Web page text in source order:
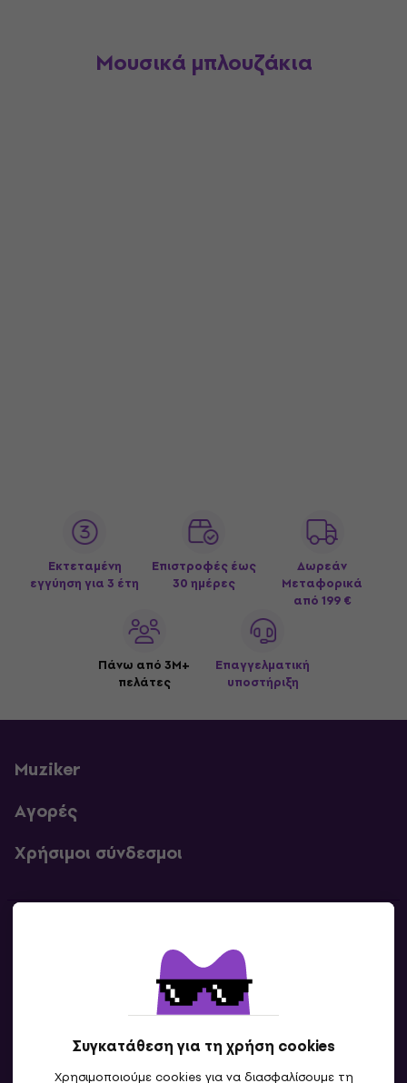
Συγκατάθεση για τη χρήση cookies
Χρησιμοποιούμε cookies για να διασφαλίσουμε τη
Μουσικά μπλουζάκια
Εκτεταμένη
εγγύηση για 3 έτη
Επιστροφές έως
30 ημέρες
Δωρεάν
Μεταφορικά
από 199 €
Πάνω από 3M+
πελάτες
Επαγγελματική
υποστήριξη
Muziker
Αγορές
Χρήσιμοι σύνδεσμοι
Επικοινωνία